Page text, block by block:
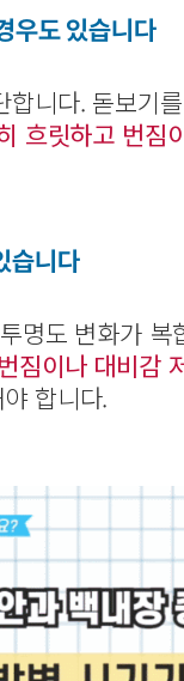
우도 있습니다
니다. 돋보기
흐릿하고 번짐
습니다
명도 변화가
짐이나 대비감
합니다.